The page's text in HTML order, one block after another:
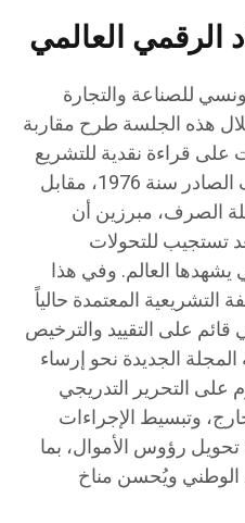
الرقمي العالمي
للصناعة والتجارة
هذه الجلسة طرح مقاربة
على قراءة نقدية للتشريع
الحالي المنظم للصرف الصادر سنة 1976، مقابل
الصرف، مبرزين أن
تستجيب للتحولات
يشهدها العالم. وفي هذا
التشريعية المعتمدة حالياً
على التقييد والترخيص
الجديدة نحو إرساء
على التحرير التدريجي
وتبسيط الإجراءات
تحويل رؤوس الأموال، بما
الوطني ويُحسن مناخ